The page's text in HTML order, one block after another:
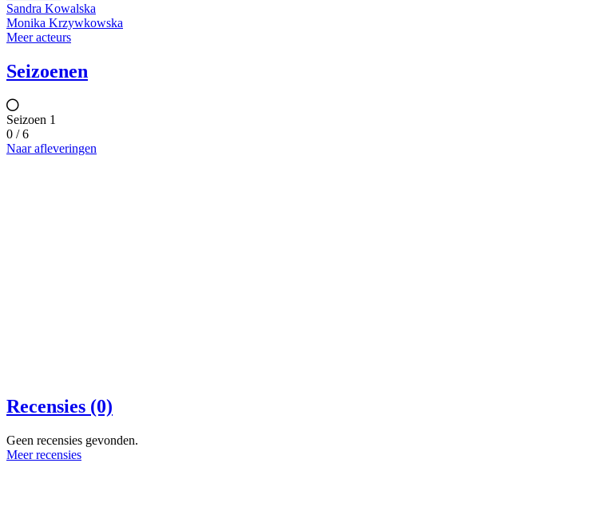
Sandra Kowalska
Monika Krzywkowska
Meer acteurs
Seizoenen
Seizoen 1
0 / 6
Naar afleveringen
Recensies (0)
Geen recensies gevonden.
Meer recensies